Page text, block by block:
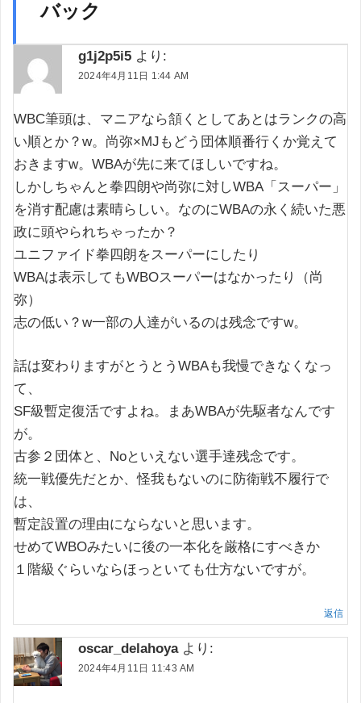
バック
g1j2p5i5 より:
2024年4月11日 1:44 AM
WBC筆頭は、マニアなら頷くとしてあとはランクの高
い順とか？w。尚弥×MJもどう団体順番行くか覚えて
おきますw。WBAが先に来てほしいですね。
しかしちゃんと拳四朗や尚弥に対しWBA「スーパー」
を消す配慮は素晴らしい。なのにWBAの永く続いた悪
政に頭やられちゃったか？
ユニファイド拳四朗をスーパーにしたり
WBAは表示してもWBOスーパーはなかったり（尚
弥）
志の低い？w一部の人達がいるのは残念ですw。
話は変わりますがとうとうWBAも我慢できなくなっ
て、
SF級暫定復活ですよね。まあWBAが先駆者なんです
が。
古参２団体と、Noといえない選手達残念です。
統一戦優先だとか、怪我もないのに防衛戦不履行で
は、
暫定設置の理由にならないと思います。
せめてWBOみたいに後の一本化を厳格にすべきか
１階級ぐらいならほっといても仕方ないですが。
返信
oscar_delahoya より:
2024年4月11日 11:43 AM